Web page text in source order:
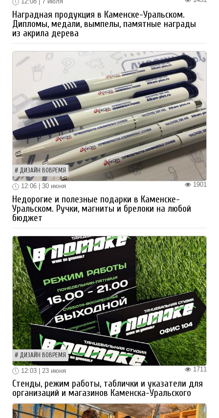
Наградная продукция в Каменске-Уральском.
Дипломы, медали, вымпелы, памятные награды
из акрила дерева
ДИЗАЙН ВОВРЕМЯ
1901
12:06 | 30 июня
Недорогие и полезные подарки в Каменске-
Уральском. Ручки, магниты и брелоки на любой
бюджет
ДИЗАЙН ВОВРЕМЯ
1711
12:03 | 23 июня
Стенды, режим работы, таблички и указатели для
организаций и магазинов Каменска-Уральского